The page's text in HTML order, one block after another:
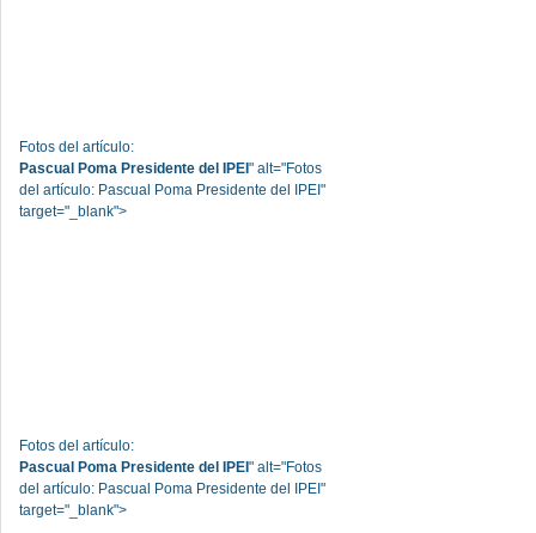
Fotos del artículo:
Pascual Poma Presidente del IPEI " alt="Fotos
del artículo: Pascual Poma Presidente del IPEI"
target="_blank">
Fotos del artículo:
Pascual Poma Presidente del IPEI " alt="Fotos
del artículo: Pascual Poma Presidente del IPEI"
target="_blank">